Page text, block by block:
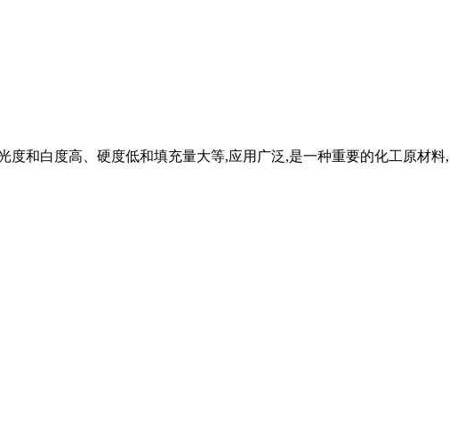
和白度高、硬度低和填充量大等,应用广泛,是一种重要的化工原材料,